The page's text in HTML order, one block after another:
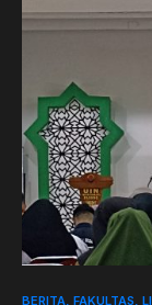
BERITA FAKULTAS